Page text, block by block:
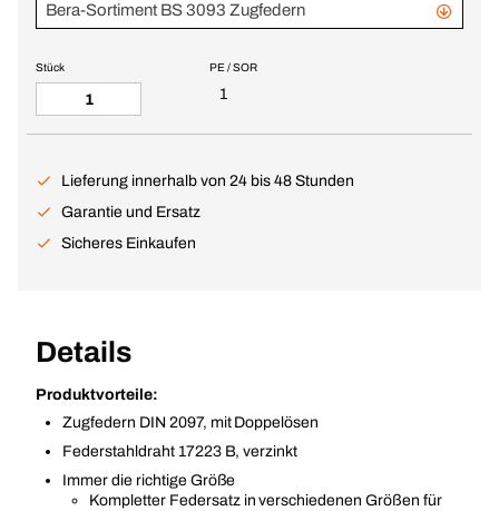
Bera-Sortiment BS 3093 Zugfedern
PE / SOR
1
Stück
Lieferung innerhalb von 24 bis 48 Stunden
Garantie und Ersatz
Sicheres Einkaufen
Details
Produktvorteile:
Zugfedern DIN 2097, mit Doppelösen
Federstahldraht 17223 B, verzinkt
Immer die richtige Größe
Kompletter Federsatz in verschiedenen Größen für